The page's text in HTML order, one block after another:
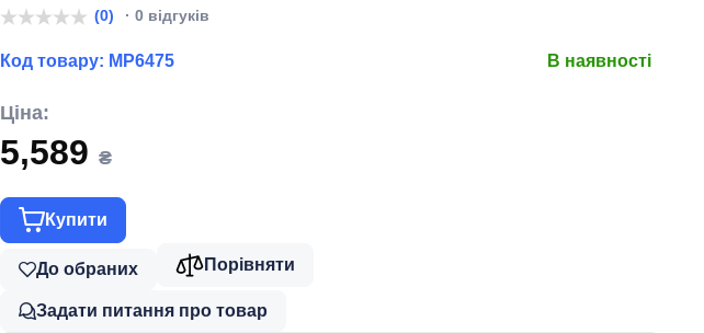
(0) · 0 відгуків
Код товару: MP6475 В наявності
Ціна:
5,589 ₴
Купити
До обраних Порівняти
Задати питання про товар